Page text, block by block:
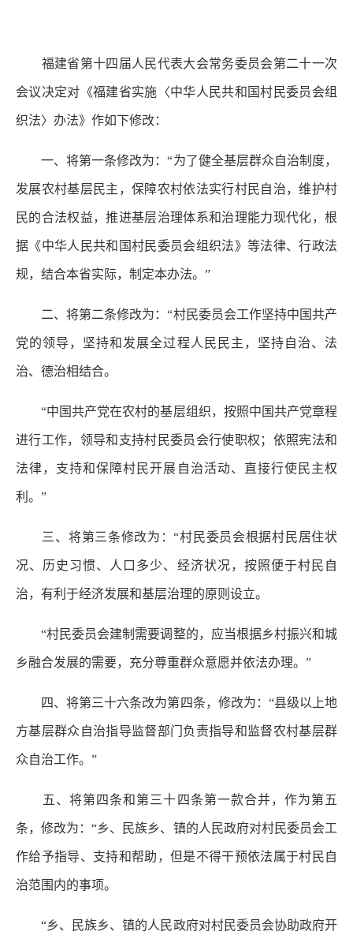
福建省第十四届人民代表大会常务委员会第二十一次
会议决定对《福建省实施〈中华人民共和国村民委员会组
织法〉办法》作如下修改：
一、将第一条修改为：“为了健全基层群众自治制度，
发展农村基层民主，保障农村依法实行村民自治，维护村
民的合法权益，推进基层治理体系和治理能力现代化，根
据《中华人民共和国村民委员会组织法》等法律、行政法
规，结合本省实际，制定本办法。”
二、将第二条修改为：“村民委员会工作坚持中国共产
党的领导，坚持和发展全过程人民民主，坚持自治、法
治、德治相结合。
“中国共产党在农村的基层组织，按照中国共产党章程
进行工作，领导和支持村民委员会行使职权；依照宪法和
法律，支持和保障村民开展自治活动、直接行使民主权
利。”
三、将第三条修改为：“村民委员会根据村民居住状
况、历史习惯、人口多少、经济状况，按照便于村民自
治，有利于经济发展和基层治理的原则设立。
“村民委员会建制需要调整的，应当根据乡村振兴和城
乡融合发展的需要，充分尊重群众意愿并依法办理。”
四、将第三十六条改为第四条，修改为：“县级以上地
方基层群众自治指导监督部门负责指导和监督农村基层群
众自治工作。”
五、将第四条和第三十四条第一款合并，作为第五
条，修改为：“乡、民族乡、镇的人民政府对村民委员会工
作给予指导、支持和帮助，但是不得干预依法属于村民自
治范围内的事项。
“乡、民族乡、镇的人民政府对村民委员会协助政府开